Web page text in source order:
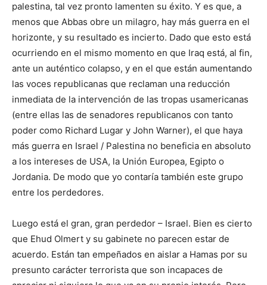
palestina, tal vez pronto lamenten su éxito. Y es que, a
menos que Abbas obre un milagro, hay más guerra en el
horizonte, y su resultado es incierto. Dado que esto está
ocurriendo en el mismo momento en que Iraq está, al fin,
ante un auténtico colapso, y en el que están aumentando
las voces republicanas que reclaman una reducción
inmediata de la intervención de las tropas usamericanas
(entre ellas las de senadores republicanos con tanto
poder como Richard Lugar y John Warner), el que haya
más guerra en Israel / Palestina no beneficia en absoluto
a los intereses de USA, la Unión Europea, Egipto o
Jordania. De modo que yo contaría también este grupo
entre los perdedores.
Luego está el gran, gran perdedor – Israel. Bien es cierto
que Ehud Olmert y su gabinete no parecen estar de
acuerdo. Están tan empeñados en aislar a Hamas por su
presunto carácter terrorista que son incapaces de